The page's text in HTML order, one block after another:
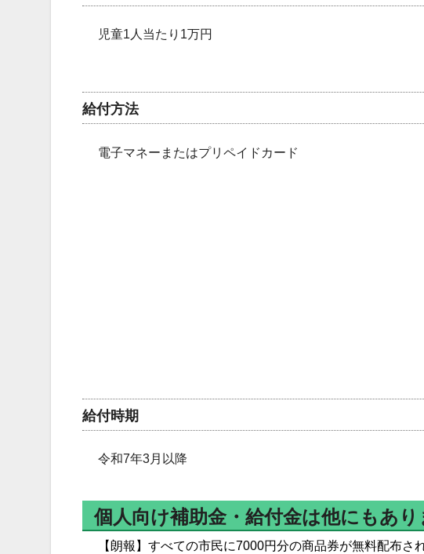
児童1人当たり1万円
給付方法
電子マネーまたはプリペイドカード
給付時期
令和7年3月以降
個人向け補助金・給付金は他にもあり
【朗報】すべての市民に7000円分の商品券が無料配布さ